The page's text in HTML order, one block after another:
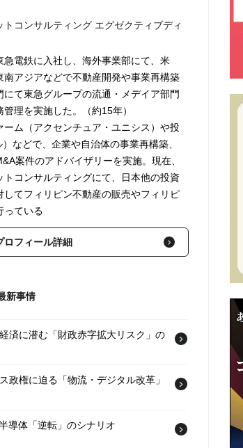
コンサルティング エグゼクティブディ
電鉄に入社し、海外事業部にて、米
アジアなどで不動産開発や事業再構築
て東急グループの流通・メデイア部門
理を実施した。（約15年）
ム（アクセンチュア・ユニシス）や投
などで、企業や自治体の事業再構築、
案件のアドバイザリーを実施。現在、
コンサルティングにて、日本他の投資
てフィリピン不動産の販売やフィリピ
っている
ロフィール詳細
新事情
済に潜む「財政赤字拡大リスク」の
権に迫る「物流・デジタル改革」
導体「逆転」のシナリオ